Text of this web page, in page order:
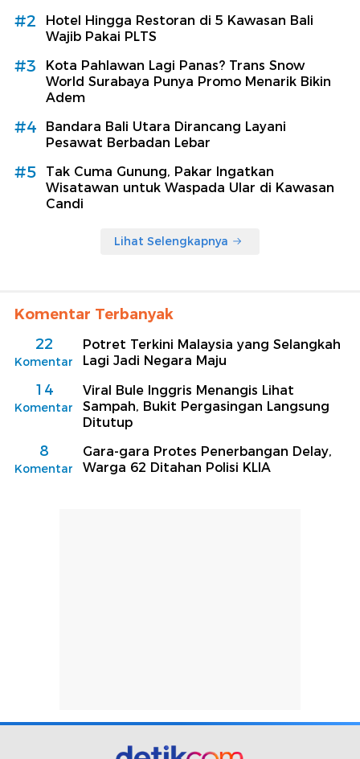
#2
Hotel Hingga Restoran di 5 Kawasan Bali
Wajib Pakai PLTS
#3
Kota Pahlawan Lagi Panas? Trans Snow
World Surabaya Punya Promo Menarik Bikin
Adem
#4
Bandara Bali Utara Dirancang Layani
Pesawat Berbadan Lebar
#5
Tak Cuma Gunung, Pakar Ingatkan
Wisatawan untuk Waspada Ular di Kawasan
Candi
Lihat Selengkapnya
Komentar Terbanyak
22
Komentar
Potret Terkini Malaysia yang Selangkah
Lagi Jadi Negara Maju
14
Komentar
Viral Bule Inggris Menangis Lihat
Sampah, Bukit Pergasingan Langsung
Ditutup
8
Komentar
Gara-gara Protes Penerbangan Delay,
Warga 62 Ditahan Polisi KLIA